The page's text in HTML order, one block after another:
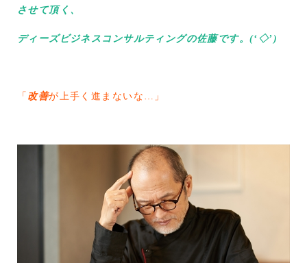
させて頂く、
ディーズビジネスコンサルティングの佐藤です。(‘◇’)ゞ
「 改善が上手く進まないな…」